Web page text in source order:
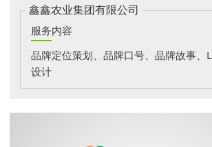
鑫鑫农业集团有限公司
服务内容
品牌定位策划、品牌口号、品牌故事、
设计